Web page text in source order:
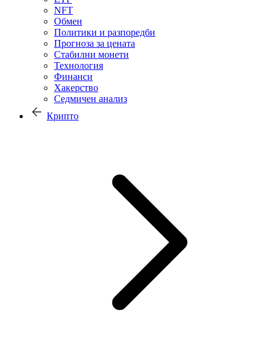
NFT
Обмен
Политики и разпоредби
Прогноза за цената
Стабилни монети
Технология
Финанси
Хакерство
Седмичен анализ
Крипто